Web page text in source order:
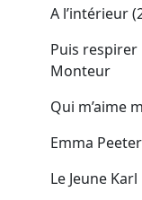
A l’intérieur
Puis respirer
Monteur
Qui m’aime
Emma
Le Jeune